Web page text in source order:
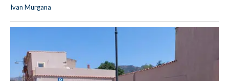
Ivan Murgana